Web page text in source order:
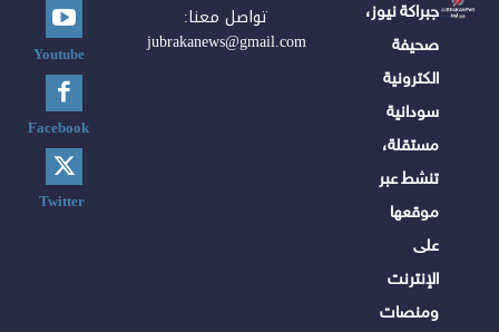
جبراكة نيوز،
صحيفة
الكترونية
سودانية
مستقلة،
تنشط عبر
موقعها
على
الإنترنت
ومنصات
تواصل معنا:
jubrakanews@gmail.com
Youtube
Facebook
Twitter